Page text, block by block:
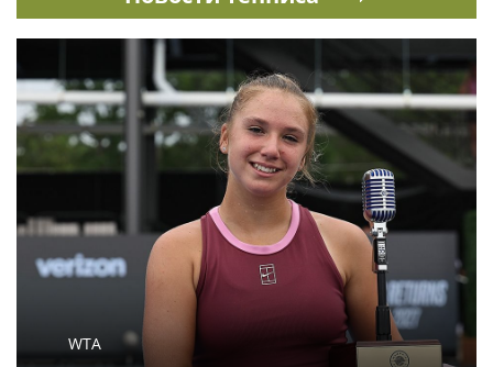
WTA